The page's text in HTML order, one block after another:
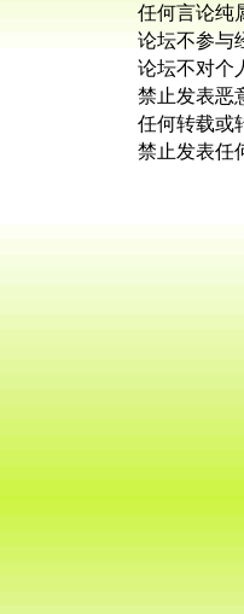
任何言论纯
论坛不参与
论坛不对个
禁止发表恶
任何转载或
禁止发表任